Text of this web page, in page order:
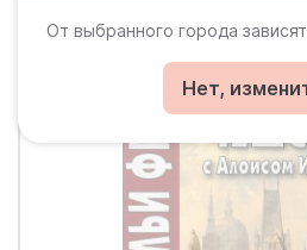
От выбранного города
Нет,